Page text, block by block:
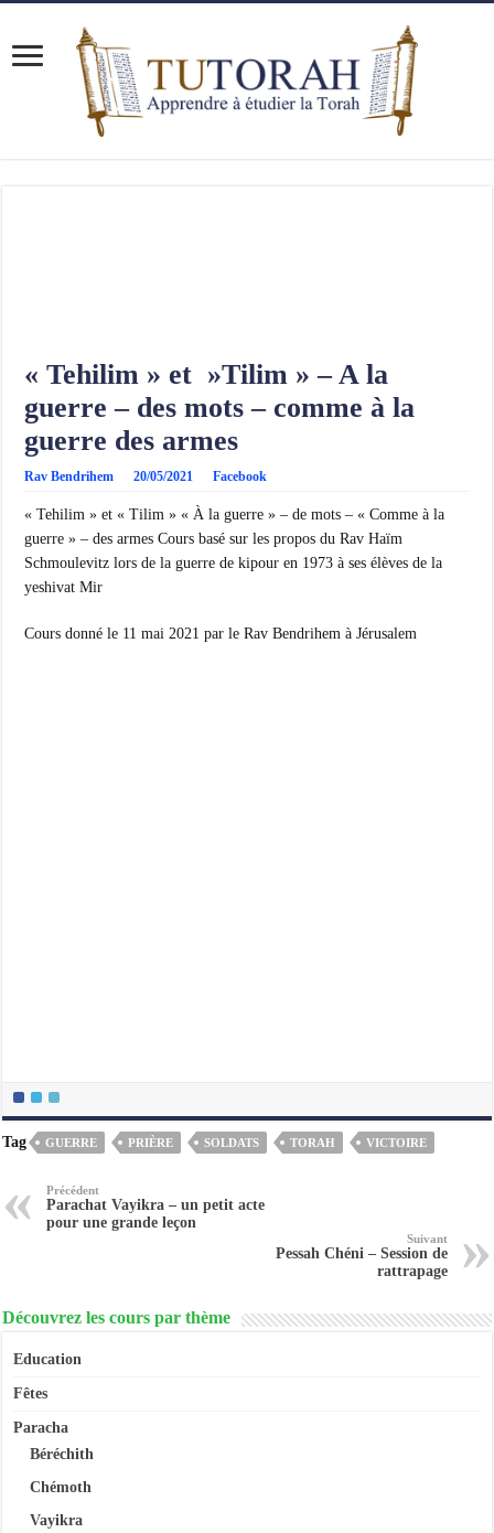
« Tehilim » et »Tilim » – A la
guerre – des mots – comme à la
guerre des armes
Rav Bendrihem 20/05/2021 Facebook
« Tehilim » et « Tilim » « À la guerre » – de mots – « Comme à la
guerre » – des armes Cours basé sur les propos du Rav Haïm
Schmoulevitz lors de la guerre de kipour en 1973 à ses élèves de la
yeshivat Mir
Cours donné le 11 mai 2021 par le Rav Bendrihem à Jérusalem
Tag GUERRE PRIÈRE SOLDATS TORAH VICTOIRE
Précédent
Parachat Vayikra – un petit acte
pour une grande leçon
Suivant
Pessah Chéni – Session de
rattrapage
Découvrez les cours par thème
Education
Fêtes
Paracha
Béréchith
Chémoth
Vayikra